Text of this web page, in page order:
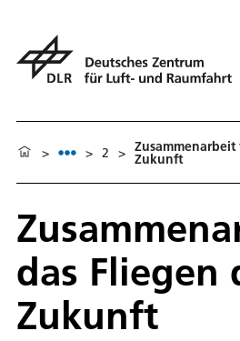
> > 2 > Zukunft
das Fliegen
Zukunft